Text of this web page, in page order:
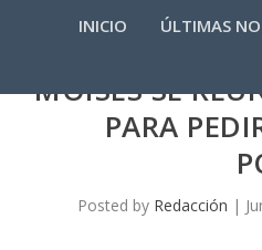
INICIO ÚLTIMAS
MOISÉS SE
PARA
Posted by Redacción |